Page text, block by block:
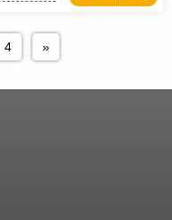
4 »